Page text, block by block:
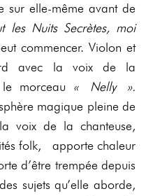
sur elle-même avant de
les Nuits Secrètes, moi
commencer. Violon et
avec la voix de la
morceau « Nelly ».
magique pleine de
voix de la chanteuse,
folk, apporte chaleur
d’être trempée depuis
sujets qu’elle aborde,